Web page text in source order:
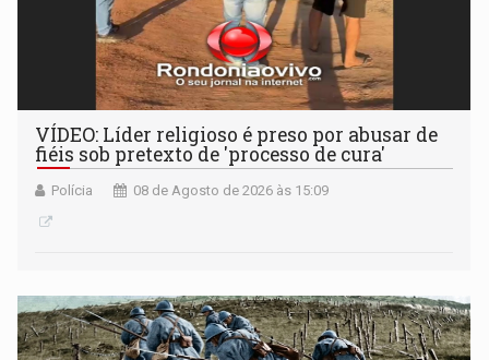
VÍDEO: Líder religioso é preso por abusar de
fiéis sob pretexto de 'processo de cura'
Polícia 08 de Agosto de 2026 às 15:09